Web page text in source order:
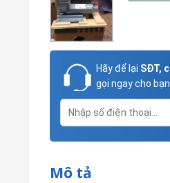
Hãy để lại SĐT,
gọi ngay cho bạn
Mô tả